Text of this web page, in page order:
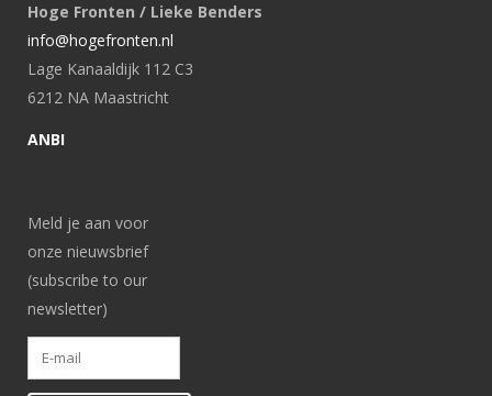
Hoge Fronten / Lieke Benders
info@hogefronten.nl
Lage Kanaaldijk 112 C3
6212 NA Maastricht
ANBI
Meld je aan voor
onze nieuwsbrief
(subscribe to our
newsletter)